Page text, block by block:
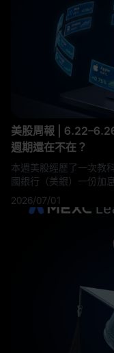
美股周報 |
週期還在不在？
本週美股經歷了一次教
國銀行（美銀）一份加
單日暴跌 8%；但與此
的一份 Q3 季報——營
個資訊密度極高的交易
2026/07/01